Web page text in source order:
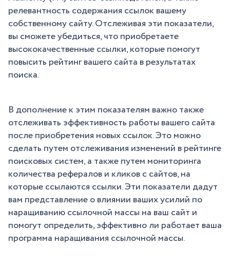
релевантность содержания ссылок вашему
собственному сайту. Отслеживая эти показатели,
вы сможете убедиться, что приобретаете
высококачественные ссылки, которые помогут
повысить рейтинг вашего сайта в результатах
поиска.
В дополнение к этим показателям важно также
отслеживать эффективность работы вашего сайта
после приобретения новых ссылок. Это можно
сделать путем отслеживания изменений в рейтинге
поисковых систем, а также путем мониторинга
количества рефералов и кликов с сайтов, на
которые ссылаются ссылки. Эти показатели дадут
вам представление о влиянии ваших усилий по
наращиванию ссылочной массы на ваш сайт и
помогут определить, эффективно ли работает ваша
программа наращивания ссылочной массы.